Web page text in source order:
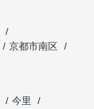
京都市南区
今里